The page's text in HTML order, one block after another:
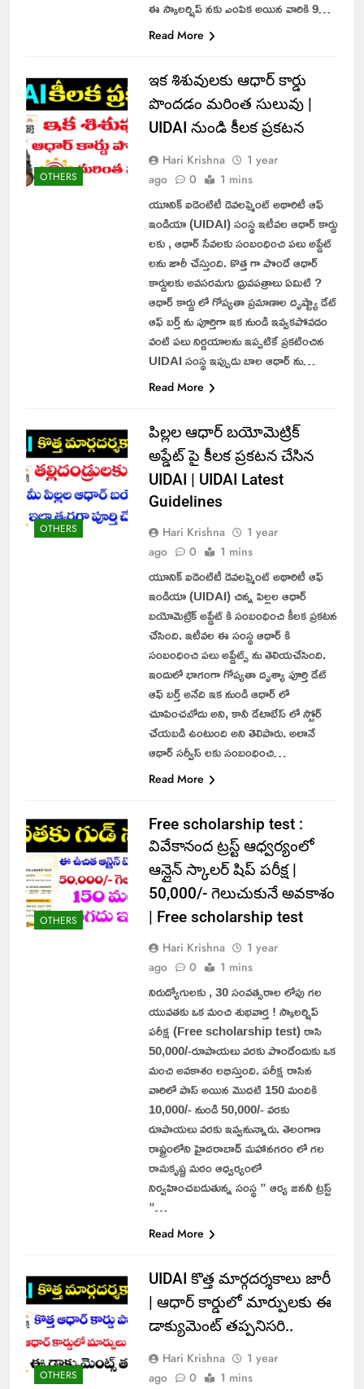
ఈ స్కాలర్షిప్ నకు ఎంపిక అయిన వారికి 9…
Read More
OTHERS
ఇక శిశువులకు ఆధార్ కార్డు
పొందడం మరింత సులువు |
UIDAI నుండి కీలక ప్రకటన
Hari Krishna
1 year
ago
0 1 mins
యూనిక్ ఐడెంటిటీ డెవలప్మెంట్ అథారిటీ ఆఫ్
ఇండియా (UIDAI) సంస్థ ఇటీవల ఆధార్ కార్డు
లకు , ఆధార్ సేవలకు సంబంధించి పలు అప్డేట్
లను జారీ చేస్తుంది. కొత్త గా పొందే ఆధార్
కార్డులకు అవసరమగు ధ్రువపత్రాలు ఏమిటి ?
ఆధార్ కార్డు లో గోప్యతా ప్రమాణాల దృష్ట్యా డేట్
ఆఫ్ బర్త్ ను పూర్తిగా ఇక నుండి ఇవ్వకపోవడం
వంటి పలు నిర్ణయాలను ఇప్పటికే ప్రకటించిన
UIDAI సంస్థ ఇప్పుడు బాల ఆధార్ ను…
Read More
OTHERS
పిల్లల ఆధార్ బయోమెట్రిక్
అప్డేట్ పై కీలక ప్రకటన చేసిన
UIDAI | UIDAI Latest
Guidelines
Hari Krishna
1 year
ago
0 1 mins
యూనిక్ ఐడెంటిటీ డెవలప్మెంట్ అథారిటీ ఆఫ్
ఇండియా (UIDAI) చిన్న పిల్లల ఆధార్
బయోమెట్రిక్ అప్డేట్ కి సంబంధించి కీలక ప్రకటన
చేసింది. ఇటీవల ఈ సంస్థ ఆధార్ కి
సంబంధించి పలు అప్డేట్స్ ను తెలియచేసింది.
ఇందులో భాగంగా గోప్యతా దృశ్యా పూర్తి డేట్
ఆఫ్ బర్త్ అనేది ఇక నుండి ఆధార్ లో
చూపించబోదు అని, కానీ డేటాబేస్ లో స్టోర్
చేయబడి ఉంటుంది అని తెలిపారు. అలానే
ఆధార్ సర్వీస్ లకు సంబంధించి…
Read More
OTHERS
Free scholarship test :
వివేకానంద ట్రస్ట్ ఆధ్వర్యంలో
ఆన్లైన్ స్కాలర్ షిప్ పరీక్ష |
50,000/- గెలుచుకునే అవకాశం
| Free scholarship test
Hari Krishna
1 year
ago
0 1 mins
నిరుద్యోగులకు , 30 సంవత్సరాల లోపు గల
యువతకు ఒక మంచి శుభవార్త ! స్కాలర్షిప్
పరీక్ష (Free scholarship test) రాసి
50,000/-రూపాయలు వరకు పొందేందుకు ఒక
మంచి అవకాశం లభిస్తుంది. పరీక్ష రాసిన
వారిలో పాస్ అయిన మొదటి 150 మందికి
10,000/- నుండి 50,000/- వరకు
రూపాయలు వరకు ఇవ్వనున్నారు. తెలంగాణ
రాష్ట్రంలోని హైదరాబాద్ మహానగరం లో గల
రామకృష్ణ మఠం ఆధ్వర్యంలో
నిర్వహించబడుతున్న సంస్థ ” ఆర్య జననీ ట్రస్ట్
”…
Read More
OTHERS
UIDAI కొత్త మార్గదర్శకాలు జారీ
| ఆధార్ కార్డులో మార్పులకు ఈ
డాక్యుమెంట్ తప్పనిసరి..
Hari Krishna
1 year
ago
0 1 mins